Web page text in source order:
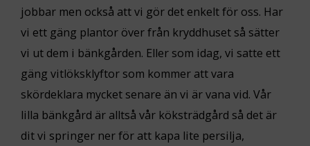
jobbar men också att vi gör det enkelt för oss. Har
vi ett gäng plantor över från kryddhuset så sätter
vi ut dem i bänkgården. Eller som idag, vi satte ett
gäng vitlöksklyftor som kommer att vara
skördeklara mycket senare än vi är vana vid. Vår
lilla bänkgård är alltså vår köksträdgård så det är
dit vi springer ner för att kapa lite persilja,